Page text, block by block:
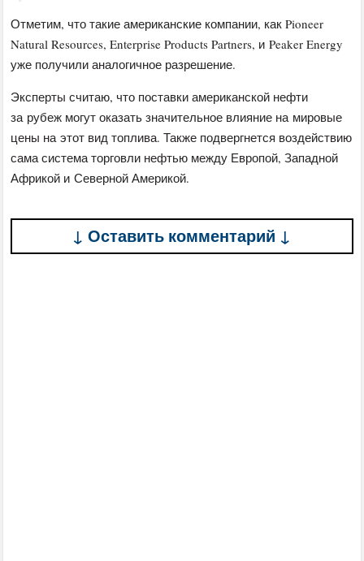
Отметим, что такие американские компании, как Pioneer
Natural Resources, Enterprise Products Partners, и Peaker Energy
уже получили аналогичное разрешение.
Эксперты считаю, что поставки американской нефти
за рубеж могут оказать значительное влияние на мировые
цены на этот вид топлива. Также подвергнется воздействию
сама система торговли нефтью между Европой, Западной
Африкой и Северной Америкой.
↓ Оставить комментарий ↓